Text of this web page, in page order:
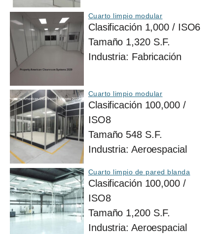
Cuarto limpio modular
Clasificación 1,000 / ISO6
Tamaño 1,320 S.F.
Industria: Fabricación
Cuarto limpio modular
Clasificación 100,000 /
ISO8
Tamaño 548 S.F.
Industria: Aeroespacial
Cuarto limpio de pared blanda
Clasificación 100,000 /
ISO8
Tamaño 1,200 S.F.
Industria: Aeroespacial